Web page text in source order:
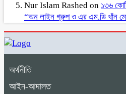
Nur Islam Rashed on ১৩৬
“অন লাইন গ্রুপ ও এর এম.ডি খাঁন
অর্থনীতি
আইন-আদালত